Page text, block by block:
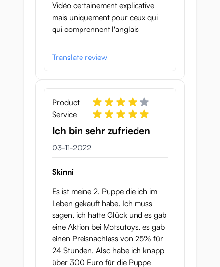
Vidéo certainement explicative
mais uniquement pour ceux qui
qui comprennent l'anglais
Translate review
Product
Service
Ich bin sehr zufrieden
3 november 2022
03-11-2022
Skinni
Es ist meine 2. Puppe die ich im
Leben gekauft habe. Ich muss
sagen, ich hatte Glück und es gab
eine Aktion bei Motsutoys, es gab
einen Preisnachlass von 25% für
24 Stunden. Also habe ich knapp
über 300 Euro für die Puppe